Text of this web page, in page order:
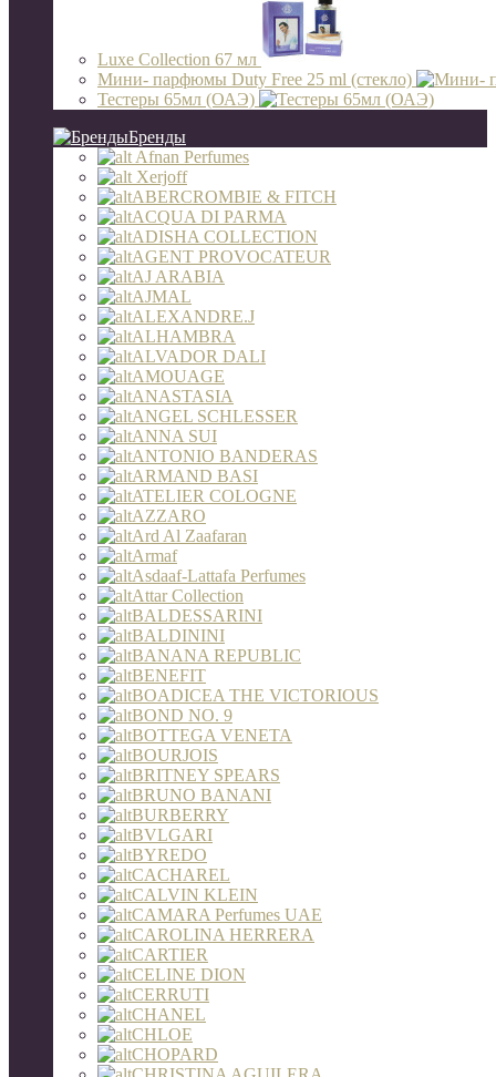
Luxe Collection 67 мл
Мини- парфюмы Duty Free 25 ml (стекло)
Тестеры 65мл (ОАЭ)
Бренды
Afnan Perfumes
Xerjoff
ABERCROMBIE & FITCH
ACQUA DI PARMA
ADISHA COLLECTION
AGENT PROVOCATEUR
AJ ARABIA
AJMAL
ALEXANDRE.J
ALHAMBRA
ALVADOR DALI
AMOUAGE
ANASTASIA
ANGEL SCHLESSER
ANNA SUI
ANTONIO BANDERAS
ARMAND BASI
ATELIER COLOGNE
AZZARO
Ard Al Zaafaran
Armaf
Asdaaf-Lattafa Perfumes
Attar Collection
BALDESSARINI
BALDININI
BANANA REPUBLIC
BENEFIT
BOADICEA THE VICTORIOUS
BOND NO. 9
BOTTEGA VENETA
BOURJOIS
BRITNEY SPEARS
BRUNO BANANI
BURBERRY
BVLGARI
BYREDO
CACHAREL
CALVIN KLEIN
CAMARA Perfumes UAE
CAROLINA HERRERA
CARTIER
CELINE DION
CERRUTI
CHANEL
CHLOE
CHOPARD